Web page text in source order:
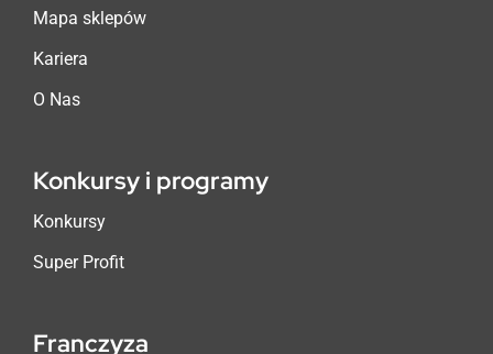
Mapa sklepów
Kariera
O Nas
Konkursy i programy
Konkursy
Super Profit
Franczyza